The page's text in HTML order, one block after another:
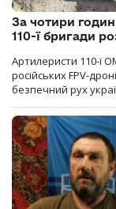
За чотири
110-ї бригади
Артилеристи 110-ї
російських FPV-
безпечний рух